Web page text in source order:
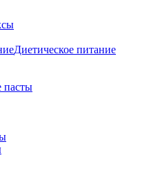
Диетическое питание
пасты